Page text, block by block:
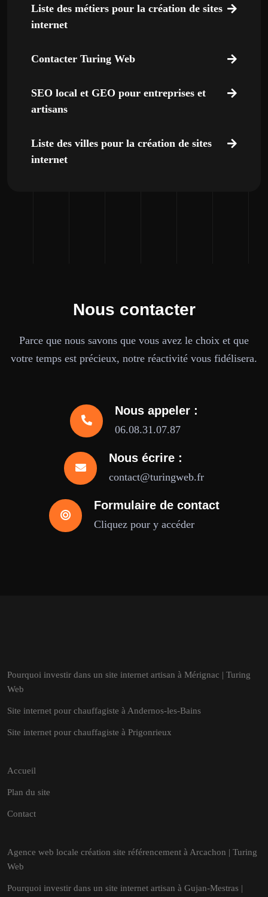
Liste des métiers pour la création de sites
internet
Contacter Turing Web
SEO local et GEO pour entreprises et
artisans
Liste des villes pour la création de sites
internet
Nous contacter
Parce que nous savons que vous avez le choix et que
votre temps est précieux, notre réactivité vous fidélisera.
Nous appeler :
06.08.31.07.87
Nous écrire :
contact@turingweb.fr
Formulaire de contact
Cliquez pour y accéder
Pourquoi investir dans un site internet artisan à Mérignac | Turing
Web
Site internet pour chauffagiste à Andernos-les-Bains
Site internet pour chauffagiste à Prigonrieux
Accueil
Plan du site
Contact
Agence web locale création site référencement à Arcachon | Turing
Web
Pourquoi investir dans un site internet artisan à Gujan-Mestras |